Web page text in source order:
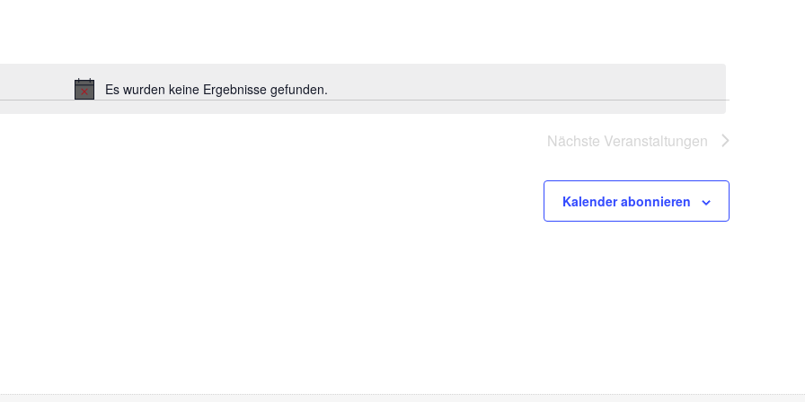
Hinweis
Es wurden keine Ergebnisse gefunden.
Nächste Veranstaltungen
Kalender abonnieren